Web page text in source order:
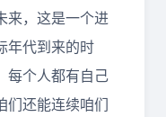
来，这是一个进
年代到来的时
每个人都有自己
们还能连续咱们